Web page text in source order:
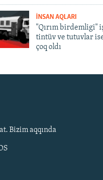
İNSAN AQLARI
"Qırım birdemligi"
tintüv ve tutuvlar
çoq oldı
Bizim aqqında